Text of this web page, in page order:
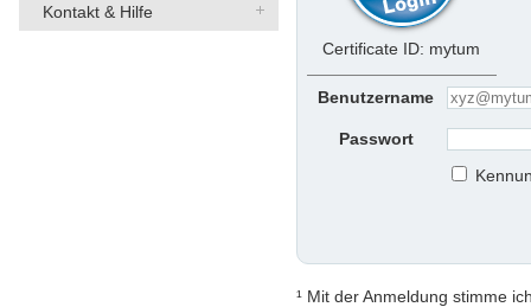
Kontakt & Hilfe
Certificate ID: mytum
Benutzername
Passwort
¹ Mit der Anmeldung stimme